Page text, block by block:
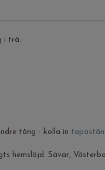
i trä.
tång - kolla in
hemslöjd. Sävar,